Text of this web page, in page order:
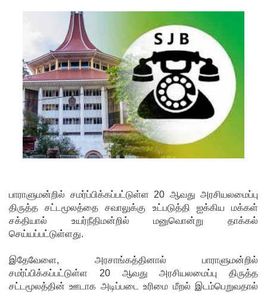
கெலனிக
ம
பகுதியில்
கடும்
போக்குவ
இலங்கை
எரிசக்தித்
ஒத்துழைப்
பு குறித்து
பாராளுமன்றில் சமர்ப்பிக்கப்பட்டுள்ள 20 ஆவது அரசியலமைப்பு
திருத்த சட்டமூலத்தை சவாலுக்கு உட்படுத்தி ஐக்கிய மக்கள்
சக்தியால் உயர்நீதிமன்றில் மனுவொன்று தாக்கல்
செய்யப்பட்டுள்ளது.
இதேவேளை, அரசாங்கத்தினால் பாராளுமன்றில்
சமர்ப்பிக்கப்பட்டுள்ள 20 ஆவது அரசியலமைப்பு திருத்த
சட்டமூலத்தின் ஊடாக அடிப்படை உரிமை மீறல் இடம்பெறுவதால்